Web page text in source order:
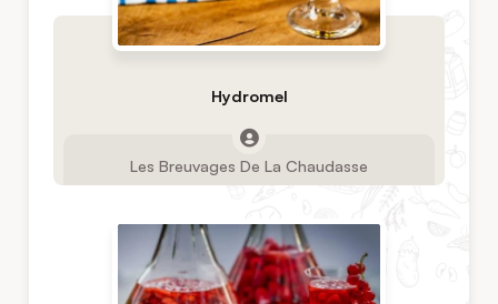
Hydromel
Les Breuvages De La Chaudasse